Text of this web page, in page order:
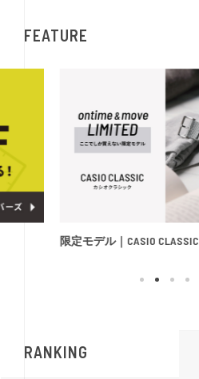
FEATURE
限定モデル｜CASIO CLASSIC
RANKING